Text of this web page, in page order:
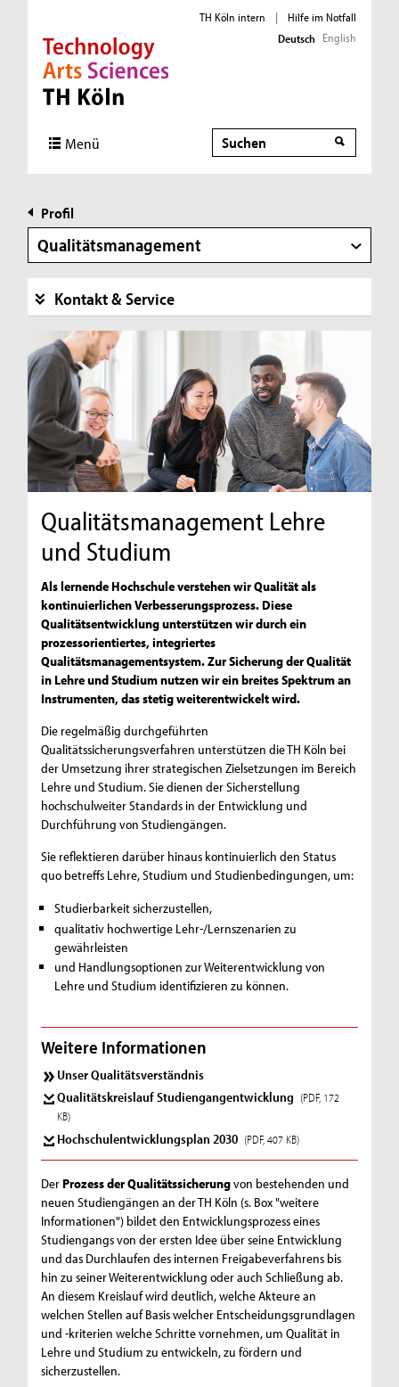
Direkt zur Hauptnavigation
Direkt zur Subnavigation
Direkt zum Inhalt
Direkt zum Fußbereich
TH Köln intern |
Hilfe im Notfall
Deutsch English
Menü Suche
Profil
Qualitätsmanagement
Kontakt & Service
Qualitätsmanagement Lehre
und Studium
Als lernende Hochschule verstehen wir Qualität als
kontinuierlichen Verbesserungsprozess. Diese
Qualitätsentwicklung unterstützen wir durch ein
prozessorientiertes, integriertes
Qualitätsmanagementsystem. Zur Sicherung der Qualität
in Lehre und Studium nutzen wir ein breites Spektrum an
Instrumenten, das stetig weiterentwickelt wird.
Die regelmäßig durchgeführten
Qualitätssicherungsverfahren unterstützen die TH Köln bei
der Umsetzung ihrer strategischen Zielsetzungen im Bereich
Lehre und Studium. Sie dienen der Sicherstellung
hochschulweiter Standards in der Entwicklung und
Durchführung von Studiengängen.
Sie reflektieren darüber hinaus kontinuierlich den Status
quo betreffs Lehre, Studium und Studienbedingungen, um:
Studierbarkeit sicherzustellen,
qualitativ hochwertige Lehr-/Lernszenarien zu
gewährleisten
und Handlungsoptionen zur Weiterentwicklung von
Lehre und Studium identifizieren zu können.
Weitere Informationen
Unser Qualitätsverständnis
Qualitätskreislauf Studiengangentwicklung (PDF, 172
KB)
Hochschulentwicklungsplan 2030 (PDF, 407 KB)
Der Prozess der Qualitätssicherungvon bestehenden und
neuen Studiengängen an der TH Köln (s. Box "weitere
Informationen") bildet den Entwicklungsprozess eines
Studiengangs von der ersten Idee über seine Entwicklung
und das Durchlaufen des internen Freigabeverfahrens bis
hin zu seiner Weiterentwicklung oder auch Schließung ab.
An diesem Kreislauf wird deutlich, welche Akteure an
welchen Stellen auf Basis welcher Entscheidungsgrundlagen
und -kriterien welche Schritte vornehmen, um Qualität in
Lehre und Studium zu entwickeln, zu fördern und
sicherzustellen.